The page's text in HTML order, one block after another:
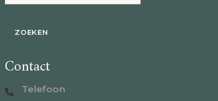
Contact
Telefoon